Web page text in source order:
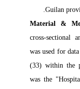
Guilan
Material &
cross-
was used for
(33) within the
was the